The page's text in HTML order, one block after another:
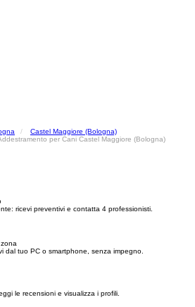
Castel Maggiore (Bologna)
per Cani Castel Maggiore (Bologna)
ricevi preventivi e contatta 4 professionisti.
dal tuo PC o smartphone, senza impegno.
le recensioni e visualizza i profili.